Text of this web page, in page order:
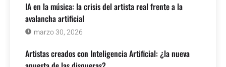
IA en la música: la crisis del artista real frente a la
avalancha artificial
marzo 30, 2026
Artistas creados con Inteligencia Artificial: ¿la nueva